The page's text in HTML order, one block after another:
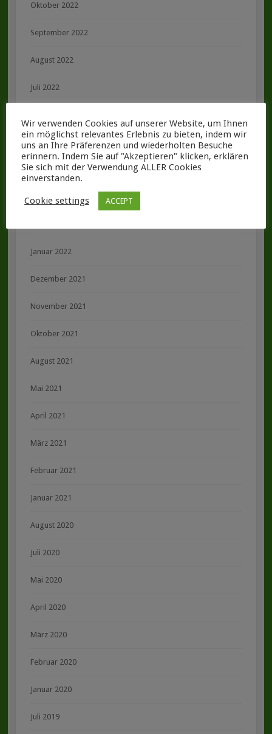
Oktober 2022
September 2022
August 2022
Juli 2022
Mai 2022
April 2022
März 2022
Januar 2022
Dezember 2021
November 2021
Oktober 2021
August 2021
Mai 2021
April 2021
März 2021
Februar 2021
Januar 2021
August 2020
Juli 2020
Mai 2020
April 2020
März 2020
Februar 2020
Januar 2020
Juli 2019
Wir verwenden Cookies auf unserer Website, um Ihnen
ein möglichst relevantes Erlebnis zu bieten, indem wir
uns an Ihre Präferenzen und wiederholten Besuche
erinnern. Indem Sie auf "Akzeptieren" klicken, erklären
Sie sich mit der Verwendung ALLER Cookies
einverstanden.
Cookie settings ACCEPT